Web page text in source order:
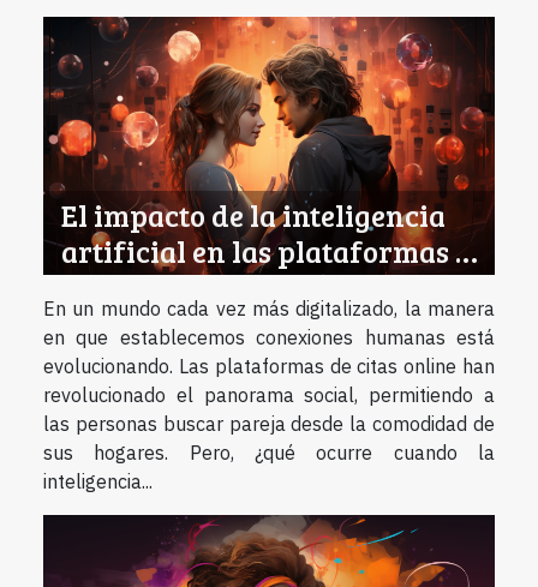
El impacto de la inteligencia
artificial en las plataformas de
citas online
En un mundo cada vez más digitalizado, la manera
en que establecemos conexiones humanas está
evolucionando. Las plataformas de citas online han
revolucionado el panorama social, permitiendo a
las personas buscar pareja desde la comodidad de
sus hogares. Pero, ¿qué ocurre cuando la
inteligencia...